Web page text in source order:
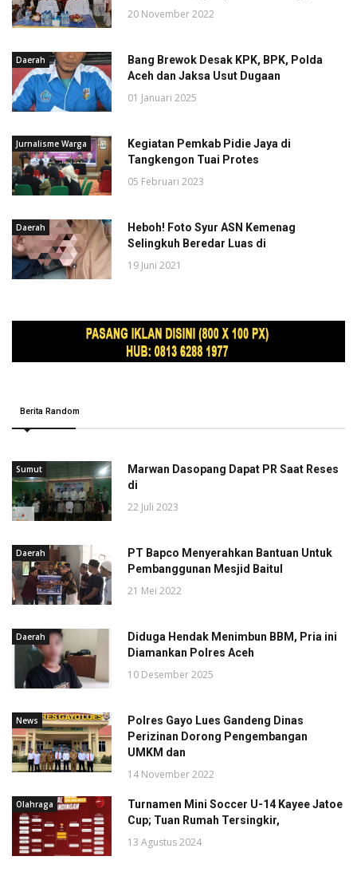
20 November 2022
Daerah
Bang Brewok Desak KPK, BPK, Polda
Aceh dan Jaksa Usut Dugaan
01 Januari 2025
Jurnalisme Warga
Kegiatan Pemkab Pidie Jaya di
Tangkengon Tuai Protes
05 Februari 2023
Daerah
Heboh! Foto Syur ASN Kemenag
Selingkuh Beredar Luas di
19 Juni 2021
Berita Random
Sumut
Marwan Dasopang Dapat PR Saat Reses
di
22 Juli 2023
Daerah
PT Bapco Menyerahkan Bantuan Untuk
Pembanggunan Mesjid Baitul
21 Mei 2022
Daerah
Diduga Hendak Menimbun BBM, Pria ini
Diamankan Polres Aceh
10 Desember 2025
News
Polres Gayo Lues Gandeng Dinas
Perizinan Dorong Pengembangan
UMKM dan
14 November 2022
Olahraga
Turnamen Mini Soccer U-14 Kayee Jatoe
Cup; Tuan Rumah Tersingkir,
13 Agustus 2024